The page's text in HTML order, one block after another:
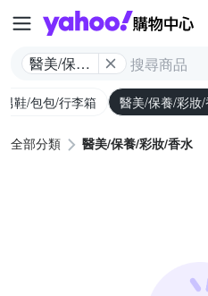
醫美/保養/
鞋/包包/行李箱 醫美/保養/彩妝
全部分類 醫美/保養/彩妝/香水